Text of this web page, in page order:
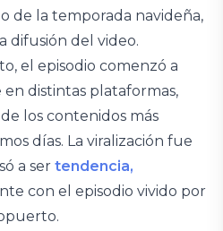
de la temporada navideña,
difusión del video.
el episodio comenzó a
distintas plataformas,
los contenidos más
días. La viralización fue
a ser tendencia,
con el episodio vivido por